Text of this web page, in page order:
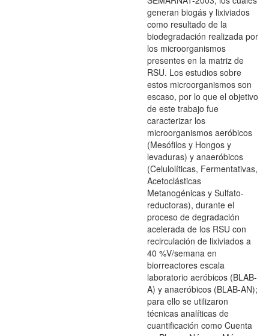
generan biogás y lixiviados
como resultado de la
biodegradación realizada por
los microorganismos
presentes en la matriz de
RSU. Los estudios sobre
estos microorganismos son
escaso, por lo que el objetivo
de este trabajo fue
caracterizar los
microorganismos aeróbicos
(Mesófilos y Hongos y
levaduras) y anaeróbicos
(Celulolíticas, Fermentativas,
Acetoclásticas
Metanogénicas y Sulfato-
reductoras), durante el
proceso de degradación
acelerada de los RSU con
recirculación de lixiviados a
40 %V/semana en
biorreactores escala
laboratorio aeróbicos (BLAB-
A) y anaeróbicos (BLAB-AN);
para ello se utilizaron
técnicas analíticas de
cuantificación como Cuenta